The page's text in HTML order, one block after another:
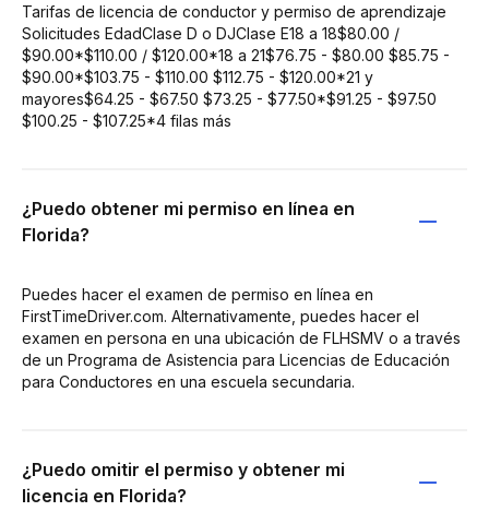
Tarifas de licencia de conductor y permiso de aprendizaje
Solicitudes EdadClase D o DJClase E18 a 18$80.00 /
$90.00*$110.00 / $120.00*18 a 21$76.75 - $80.00 $85.75 -
$90.00*$103.75 - $110.00 $112.75 - $120.00*21 y
mayores$64.25 - $67.50 $73.25 - $77.50*$91.25 - $97.50
$100.25 - $107.25*4 filas más
¿Puedo obtener mi permiso en línea en
Florida?
Puedes hacer el examen de permiso en línea en
FirstTimeDriver.com. Alternativamente, puedes hacer el
examen en persona en una ubicación de FLHSMV o a través
de un Programa de Asistencia para Licencias de Educación
para Conductores en una escuela secundaria.
¿Puedo omitir el permiso y obtener mi
licencia en Florida?